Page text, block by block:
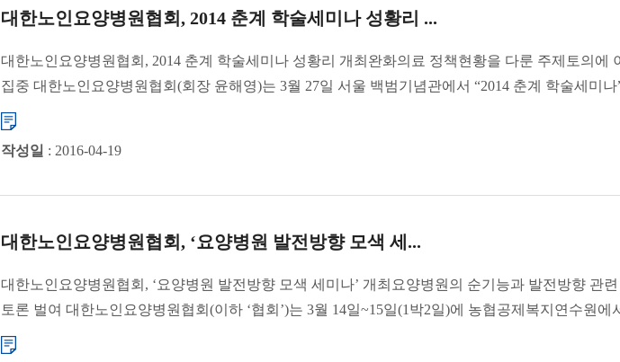
대한노인요양병원협회, 2014 춘계 학술세미나 성황리 ...
대한노인요양병원협회, 2014 춘계 학술세미나 성황리 개최완화의료 정책현황을 다룬 주제토의에
집중 대한노인요양병원협회(회장 윤해영)는 3월 27일 서울 백범기념관에서 “2014 춘계 학술세미나
작성일 : 2016-04-19
대한노인요양병원협회, ‘요양병원 발전방향 모색 세...
대한노인요양병원협회, ‘요양병원 발전방향 모색 세미나’ 개최요양병원의 순기능과 발전방향 관
토론 벌여 대한노인요양병원협회(이하 ‘협회’)는 3월 14일~15일(1박2일)에 농협공제복지연수원에